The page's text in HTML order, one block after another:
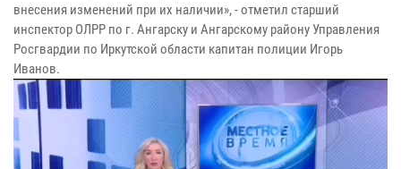
внесения изменений при их наличии», - отметил старший
инспектор ОЛРР по г. Ангарску и Ангарскому району Управления
Росгвардии по Иркутской области капитан полиции Игорь
Иванов.